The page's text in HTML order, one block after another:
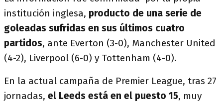
institución inglesa, producto de una serie de
goleadas sufridas en sus últimos cuatro
partidos, ante Everton (3-0), Manchester United
(4-2), Liverpool (6-0) y Tottenham (4-0).
En la actual campaña de Premier League, tras 27
jornadas, el Leeds está en el puesto 15, muy